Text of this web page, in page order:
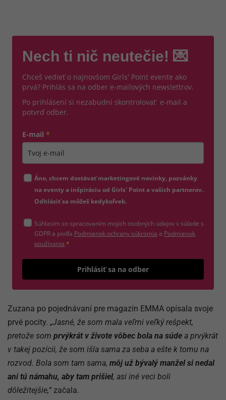
Nech ti nič neutečie! 💌
Chceš vedieť o najnovšom Girls' Point evente ako
prvá? Prihlás sa na odber e-mailových newslettrov.
Po prihlásení si nezabudni skontrolovať e-mail a
potvrď odber.
E-mail *
Áno, chcem dostávať marketingové novinky, pozvánky
na eventy a inšpiráciu od Girls' Point a vašich partnerov.
Odhlásiť sa môžeš kedykoľvek.
Súhlasím so spracovaním mojich osobných údajov v súlade s
GDPR a podľa Podmienok ochrany súkromia (otvorí sa v novom okne)
a Podmienok
používania(otvorí sa v novom okne)
.*
Prihlásiť sa na odber
Zuzana po pojednávaní pre magazín EMMA opísala svoje
prvé pocity. „Jasné, že som mala veľmi veľký rešpekt,
pretože som prvýkrát v živote vôbec bola na súde a prvýkrát
v takej pozícii, že som išla sama za seba a ešte k tomu na
rozvod. Bola som tam sama, môj už bývalý manžel si nedal
ani tú námahu, aby tam prišiel, asi iné veci boli
dôležitejšie,“ začala.